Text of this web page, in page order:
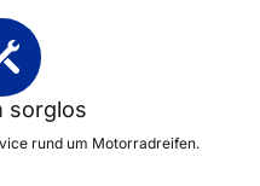
sorglos
rund um Motorradreifen.